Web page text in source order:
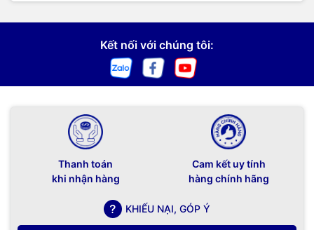
Kết nối với chúng tôi:
Thanh toán
khi nhận hàng
Cam kết uy tính
hàng chính hãng
KHIẾU NẠI, GÓP Ý